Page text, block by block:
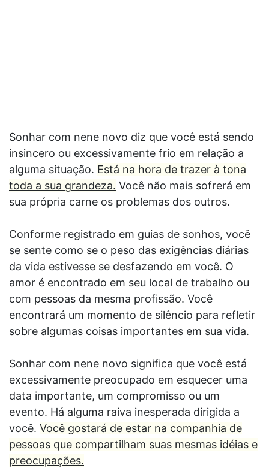
Sonhar com nene novo diz que você está sendo
insincero ou excessivamente frio em relação a
alguma situação. Está na hora de trazer à tona
toda a sua grandeza. Você não mais sofrerá em
sua própria carne os problemas dos outros.
Conforme registrado em guias de sonhos, você
se sente como se o peso das exigências diárias
da vida estivesse se desfazendo em você. O
amor é encontrado em seu local de trabalho ou
com pessoas da mesma profissão. Você
encontrará um momento de silêncio para refletir
sobre algumas coisas importantes em sua vida.
Sonhar com nene novo significa que você está
excessivamente preocupado em esquecer uma
data importante, um compromisso ou um
evento. Há alguma raiva inesperada dirigida a
você. Você gostará de estar na companhia de
pessoas que compartilham suas mesmas idéias e
preocupações.